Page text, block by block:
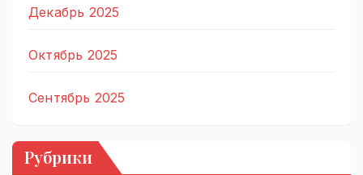
Декабрь 2025
Октябрь 2025
Сентябрь 2025
Рубрики